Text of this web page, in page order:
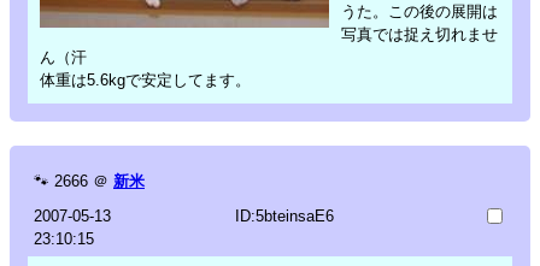
うた。この後の展開は
写真では捉え切れませ
ん（汗
体重は5.6kgで安定してます。
🐾 2666 ＠ 新米
2007-05-13
23:10:15
ID:5bteinsaE6